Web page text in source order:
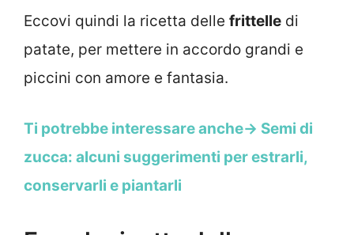
Eccovi quindi la ricetta delle frittelle di
patate, per mettere in accordo grandi e
piccini con amore e fantasia.
Ti potrebbe interessare anche-> Semi di
zucca: alcuni suggerimenti per estrarli,
conservarli e piantarli